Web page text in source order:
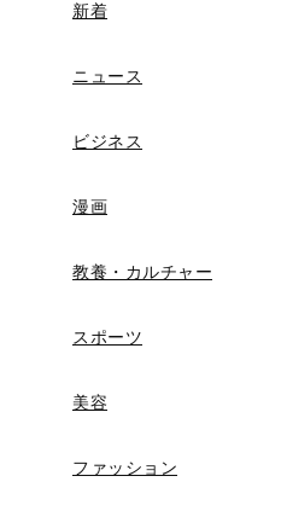
新着
ニュース
ビジネス
漫画
教養・カルチャー
スポーツ
美容
ファッション